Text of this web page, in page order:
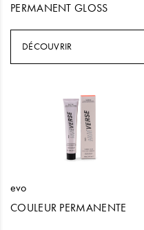
PERMANENT GLOSS
DÉCOUVRIR
evo
COULEUR PERMANENTE